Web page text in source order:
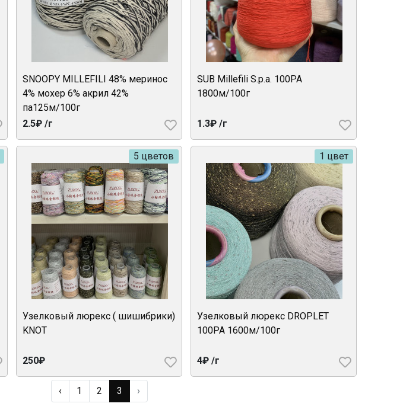
SNOOPY MILLEFILI 48% меринос
4% мохер 6% акрил 42%
па125м/100г
2.5₽ /г
SUB Millefili S.p.a. 100PA
1800м/100г
1.3₽ /г
Узелковый люрекс ( шишибрики)
KNOT
250₽
5 цветов
Узелковый люрекс DROPLET
100PA 1600м/100г
4₽ /г
1 цвет
‹ 1 2 3 ›